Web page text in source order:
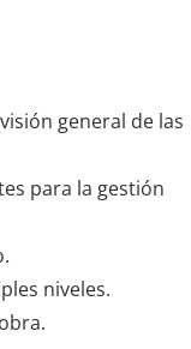
general de las
para la gestión
niveles.